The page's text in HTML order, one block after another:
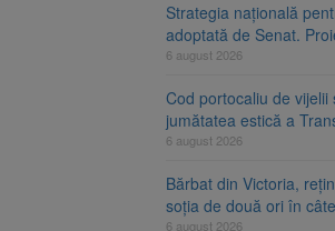
Strategia națională
adoptată de Senat.
6 august 2026
Cod portocaliu de
jumătatea estică a
6 august 2026
Bărbat din Victoria,
soția de două ori în
6 august 2026